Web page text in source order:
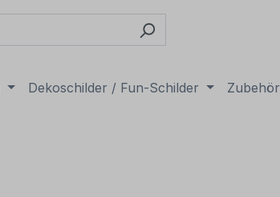
Dekoschilder / Fun-Schilder Zubehör